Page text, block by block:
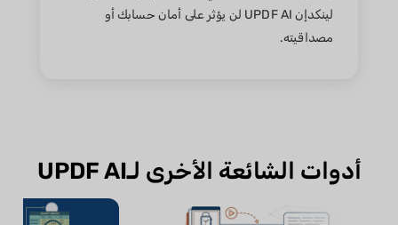
لينكدإن UPDF AI لن يؤثر على أمان حسابك أو
مصداقيته.
أدوات الشائعة الأخرى لـUPDF AI